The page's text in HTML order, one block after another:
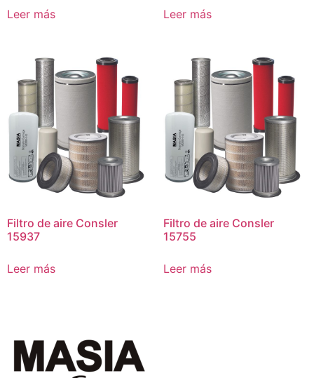
Leer más Leer más
Filtro de aire Consler
15937
Leer más
Filtro de aire Consler
15755
Leer más